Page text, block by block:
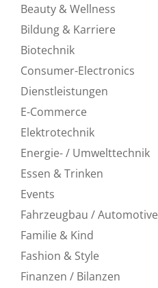
Beauty & Wellness
Bildung & Karriere
Biotechnik
Consumer-Electronics
Dienstleistungen
E-Commerce
Elektrotechnik
Energie- / Umwelttechnik
Essen & Trinken
Events
Fahrzeugbau / Automotive
Familie & Kind
Fashion & Style
Finanzen / Bilanzen